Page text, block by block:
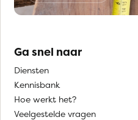
Ga snel naar
Diensten
Kennisbank
Hoe werkt het?
Veelgestelde vragen